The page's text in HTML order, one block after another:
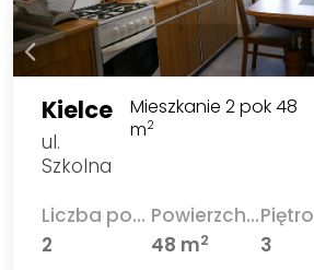
Kielce
ul.
Szkolna
Mieszkanie 2 pok 48
m2
Liczba pokoi
2
Powierzchnia
48 m2
Piętro
3